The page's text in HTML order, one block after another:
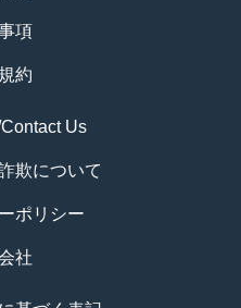
項
約
Us
欺について
ポリシー
社